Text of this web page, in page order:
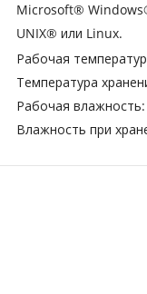
Microsoft®
UNIX® или Linux.
Рабочая
Температура
Рабочая
Влажность при